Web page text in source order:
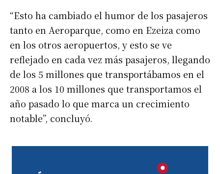
“Esto ha cambiado el humor de los pasajeros
tanto en Aeroparque, como en Ezeiza como
en los otros aeropuertos, y esto se ve
reflejado en cada vez más pasajeros, llegando
de los 5 millones que transportábamos en el
2008 a los 10 millones que transportamos el
año pasado lo que marca un crecimiento
notable”, concluyó.